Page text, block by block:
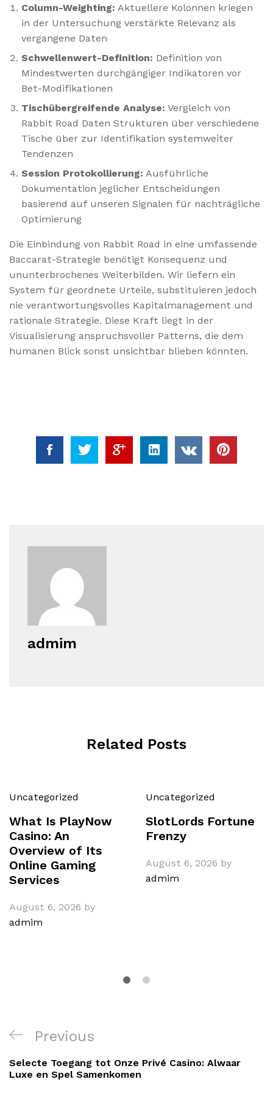
Column-Weighting: Aktuellere Kolonnen kriegen
in der Untersuchung verstärkte Relevanz als
vergangene Daten
Schwellenwert-Definition: Definition von
Mindestwerten durchgängiger Indikatoren vor
Bet-Modifikationen
Tischübergreifende Analyse: Vergleich von
Rabbit Road Daten Strukturen über verschiedene
Tische über zur Identifikation systemweiter
Tendenzen
Session Protokollierung: Ausführliche
Dokumentation jeglicher Entscheidungen
basierend auf unseren Signalen für nachträgliche
Optimierung
Die Einbindung von Rabbit Road in eine umfassende
Baccarat-Strategie benötigt Konsequenz und
ununterbrochenes Weiterbilden. Wir liefern ein
System für geordnete Urteile, substituieren jedoch
nie verantwortungsvolles Kapitalmanagement und
rationale Strategie. Diese Kraft liegt in der
Visualisierung anspruchsvoller Patterns, die dem
humanen Blick sonst unsichtbar blieben könnten.
admim
Related Posts
Uncategorized
What Is PlayNow
Casino: An
Overview of Its
Online Gaming
Services
August 6, 2026 by
admim
Uncategorized
SlotLords Fortune
Frenzy
August 6, 2026 by
admim
Post
navigation
Previous
Post
Previous
Selecte Toegang tot Onze Privé Casino: Alwaar
Luxe en Spel Samenkomen